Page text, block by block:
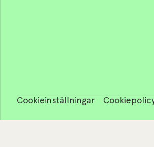
Cookieinställningar